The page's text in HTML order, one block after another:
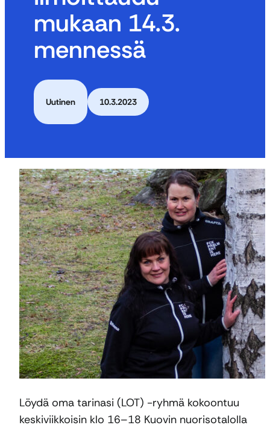
mukaan 14.3.
mennessä
Uutinen 10.3.2023
Löydä oma tarinasi (LOT) -ryhmä kokoontuu
keskiviikkoisin klo 16–18 Kuovin nuorisotalolla